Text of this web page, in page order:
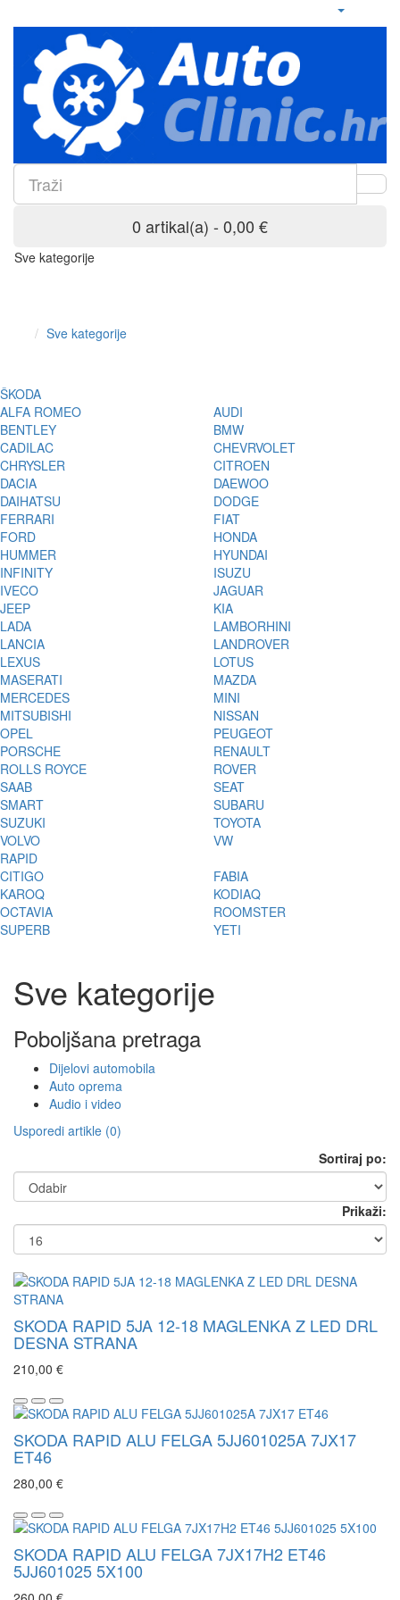
0 artikal(a) - 0,00 €
Sve kategorije
Sve kategorije
ŠKODA
ALFA ROMEO
AUDI
BENTLEY
BMW
CADILAC
CHEVRVOLET
CHRYSLER
CITROEN
DACIA
DAEWOO
DAIHATSU
DODGE
FERRARI
FIAT
FORD
HONDA
HUMMER
HYUNDAI
INFINITY
ISUZU
IVECO
JAGUAR
JEEP
KIA
LADA
LAMBORHINI
LANCIA
LANDROVER
LEXUS
LOTUS
MASERATI
MAZDA
MERCEDES
MINI
MITSUBISHI
NISSAN
OPEL
PEUGEOT
PORSCHE
RENAULT
ROLLS ROYCE
ROVER
SAAB
SEAT
SMART
SUBARU
SUZUKI
TOYOTA
VOLVO
VW
RAPID
CITIGO
FABIA
KAROQ
KODIAQ
OCTAVIA
ROOMSTER
SUPERB
YETI
Sve kategorije
Poboljšana pretraga
Dijelovi automobila
Auto oprema
Audio i video
Usporedi artikle (0)
Sortiraj po:
Prikaži:
SKODA RAPID 5JA 12-18 MAGLENKA Z LED DRL
DESNA STRANA
210,00 €
SKODA RAPID ALU FELGA 5JJ601025A 7JX17
ET46
280,00 €
SKODA RAPID ALU FELGA 7JX17H2 ET46
5JJ601025 5X100